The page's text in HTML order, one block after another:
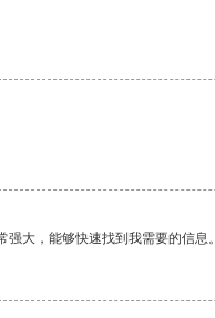
大，能够快速找到我需要的信息。